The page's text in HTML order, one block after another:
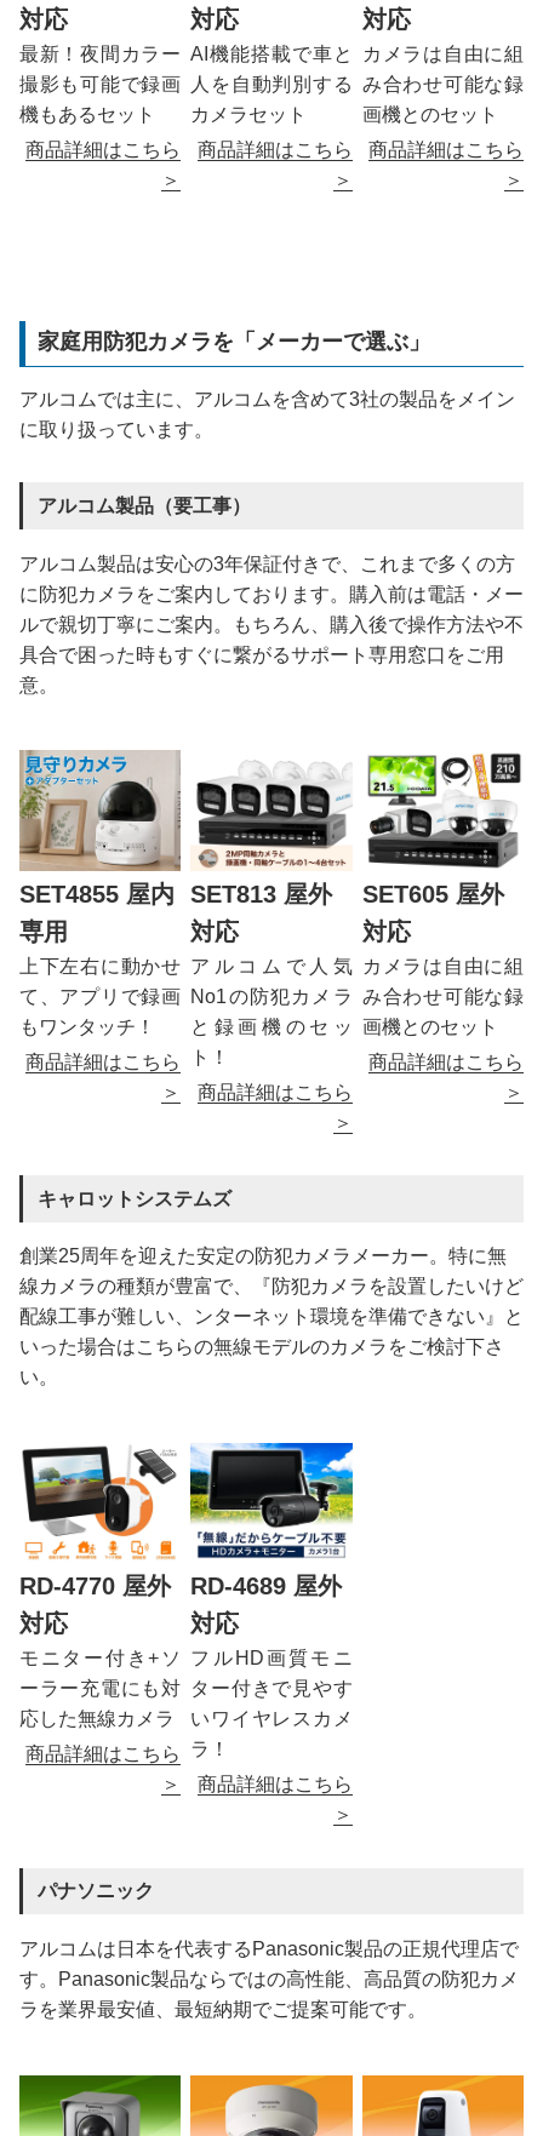
対応
最新！夜間カラー
撮影も可能で録画
機もあるセット
商品詳細はこちら
＞
対応
AI機能搭載で車と
人を自動判別する
カメラセット
商品詳細はこちら
＞
対応
カメラは自由に組
み合わせ可能な録
画機とのセット
商品詳細はこちら
＞
家庭用防犯カメラを「メーカーで選ぶ」
アルコムでは主に、アルコムを含めて3社の製品をメイン
に取り扱っています。
アルコム製品（要工事）
アルコム製品は安心の3年保証付きで、これまで多くの方
に防犯カメラをご案内しております。購入前は電話・メー
ルで親切丁寧にご案内。もちろん、購入後で操作方法や不
具合で困った時もすぐに繋がるサポート専用窓口をご用
意。
SET4855 屋内
専用
上下左右に動かせ
て、アプリで録画
もワンタッチ！
商品詳細はこちら
＞
SET813 屋外
対応
アルコムで人気
No1の防犯カメラ
と録画機のセッ
ト！
商品詳細はこちら
＞
SET605 屋外
対応
カメラは自由に組
み合わせ可能な録
画機とのセット
商品詳細はこちら
＞
キャロットシステムズ
創業25周年を迎えた安定の防犯カメラメーカー。特に無
線カメラの種類が豊富で、『防犯カメラを設置したいけど
配線工事が難しい、ンターネット環境を準備できない』と
いった場合はこちらの無線モデルのカメラをご検討下さ
い。
RD-4770 屋外
対応
モニター付き+ソ
ーラー充電にも対
応した無線カメラ
商品詳細はこちら
＞
RD-4689 屋外
対応
フルHD画質モニ
ター付きで見やす
いワイヤレスカメ
ラ！
商品詳細はこちら
＞
パナソニック
アルコムは日本を代表するPanasonic製品の正規代理店で
す。Panasonic製品ならではの高性能、高品質の防犯カメ
ラを業界最安値、最短納期でご提案可能です。